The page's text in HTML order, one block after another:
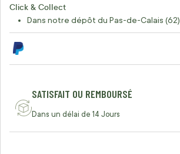
Click & Collect
Dans notre dépôt du Pas-de-Calais (62)
SATISFAIT OU REMBOURSÉ
Dans un délai de 14 Jours